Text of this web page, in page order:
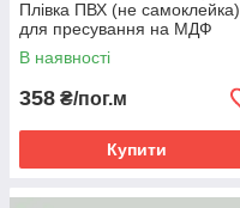
Плівка ПВХ (не самоклейка)
для пресування на МДФ
В наявності
358 ₴/пог.м
Купити